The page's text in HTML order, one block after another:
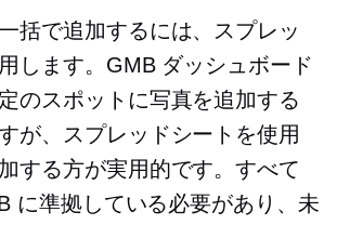
括で追加するには、スプレッ
します。GMB ダッシュボード
のスポットに写真を追加する
が、スプレッドシートを使用
する方が実用的です。すべて
に準拠している必要があり、未